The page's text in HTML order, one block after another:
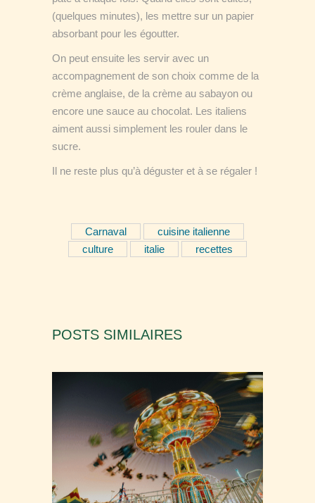
(quelques minutes), les mettre sur un papier
absorbant pour les égoutter.
On peut ensuite les servir avec un
accompagnement de son choix comme de la
crème anglaise, de la crème au sabayon ou
encore une sauce au chocolat. Les italiens
aiment aussi simplement les rouler dans le
sucre.
Il ne reste plus qu’à déguster et à se régaler !
Carnaval
cuisine italienne
culture
italie recettes
POSTS SIMILAIRES